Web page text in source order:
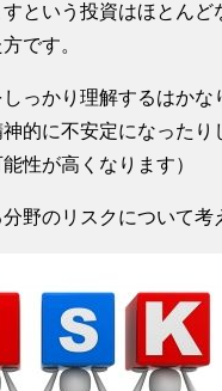
という投資はほとん
です。
っかり理解するはか
的に不安定になった
性が高くなります）
野のリスクについて考